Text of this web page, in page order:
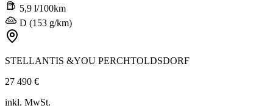
5,9 l/100km
D (153 g/km)
STELLANTIS &YOU PERCHTOLDSDORF
27 490 €
inkl. MwSt.